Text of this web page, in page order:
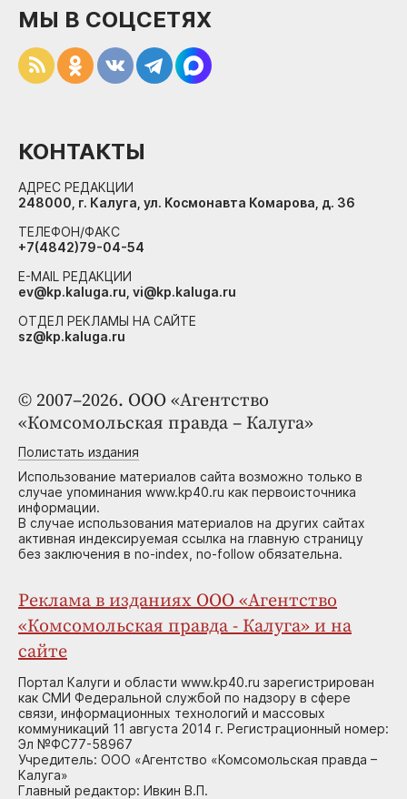
© 2007–2026. ООО «Агентство
«Комсомольская правда – Калуга»
Полистать издания
Использование материалов сайта возможно только в
случае упоминания www.kp40.ru как первоисточника
информации.
В случае использования материалов на других сайтах
активная индексируемая ссылка на главную страницу
без заключения в no-index, no-follow обязательна.
Реклама в изданиях ООО «Агентство
«Комсомольская правда - Калуга» и на
сайте
Портал Калуги и области www.kp40.ru зарегистрирован
как СМИ Федеральной службой по надзору в сфере
связи, информационных технологий и массовых
коммуникаций 11 августа 2014 г. Регистрационный номер:
Эл №ФС77-58967
Учредитель: ООО «Агентство «Комсомольская правда –
Калуга»
Главный редактор: Ивкин В.П.
МЫ В СОЦСЕТЯХ
КОНТАКТЫ
АДРЕС РЕДАКЦИИ
248000, г. Калуга, ул. Космонавта Комарова, д. 36
ТЕЛЕФОН/ФАКС
+7(4842)79-04-54
E-MAIL РЕДАКЦИИ
ev@kp.kaluga.ru, vi@kp.kaluga.ru
ОТДЕЛ РЕКЛАМЫ НА САЙТЕ
sz@kp.kaluga.ru